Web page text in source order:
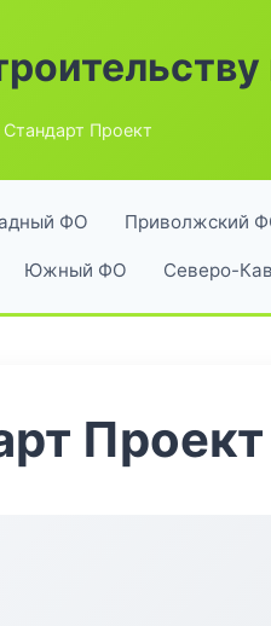
Проект
ФО Приволжский
Южный ФО Северо-
Проект